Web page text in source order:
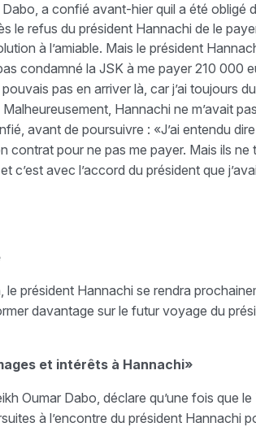
a confié avant-hier quil a été obligé
le refus du président Hannachi de le
à l’amiable. Mais le président
condamné la JSK à me payer 210 000
pas en arriver là, car j’ai toujours
Hannachi ne m’avait
avant de poursuivre : «J’ai entendu
contrat pour ne pas me payer. Mais ils
c’est avec l’accord du président que
président Hannachi se rendra
davantage sur le futur voyage du
et intérêts à Hannachi»
Oumar Dabo, déclare qu’une fois que
à l’encontre du président Hannachi